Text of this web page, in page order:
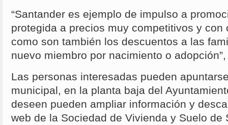
“Santander es ejemplo de impulso a
protegida a precios muy competitivos y con
como son también los descuentos a las
nuevo miembro por nacimiento o
Las personas interesadas pueden
municipal, en la planta baja del
deseen pueden ampliar información y
web de la Sociedad de Vivienda y Suelo de